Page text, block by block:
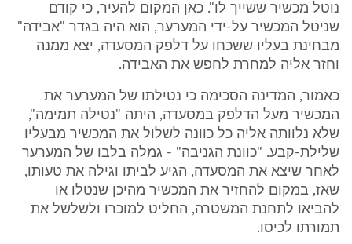
נוטל מכשיר ששייך לו". כאן המקום להעיר, כי קודם
שניטל המכשיר על-ידי המערער, הוא היה בגדר "אבידה"
מבחינת בעליו ששכחו על דלפק המסעדה, יצא ממנה
וחזר אליה למחרת לחפש את האבידה.
כאמור, המדינה הסכימה כי נטילתו של המערער את
המכשיר מעל הדלפק במסעדה, היתה "נטילה תמימה",
שלא נלוותה אליה כל כוונה לשלול את המכשיר מבעליו
שלילת-קבע. "כוונת הגניבה" - גמלה בלבו של המערער
לאחר שיצא את המסעדה, הגיע לביתו וגילה את טעותו,
שאז, במקום להחזיר את המכשיר מהיכן שנטלו או
להביאו לתחנת המשטרה, החליט למוכרו ולשלשל את
תמורתו לכיסו.